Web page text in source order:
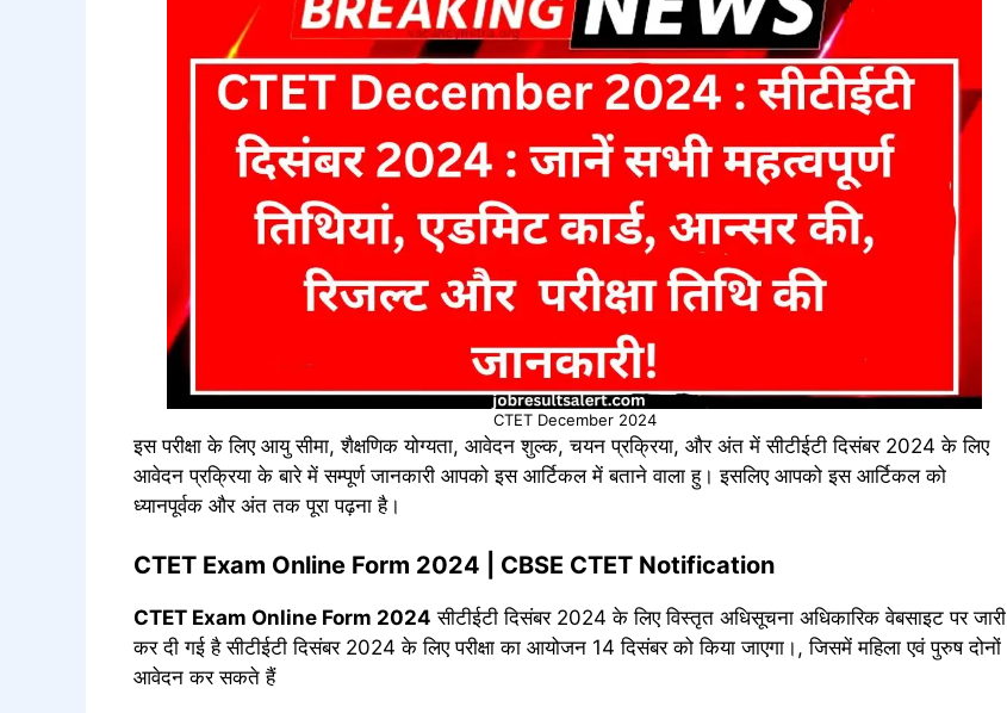
CTET December 2024
इस परीक्षा के लिए आयु सीमा, शैक्षणिक योग्यता, आवेदन शुल्क, चयन प्रक्रिया, और अंत में सीटीईटी दिसंबर 2024 के लिए
आवेदन प्रक्रिया के बारे में सम्पूर्ण जानकारी आपको इस आर्टिकल में बताने वाला हु। इसलिए आपको इस आर्टिकल को
ध्यानपूर्वक और अंत तक पूरा पढ़ना है।
CTET Exam Online Form 2024 CBSE CTET Notification
CTET Exam Online Form 2024 सीटीईटी दिसंबर 2024 के लिए विस्तृत अधिसूचना अधिकारिक वेबसाइट पर जारी
कर दी गई है सीटीईटी दिसंबर 2024 के लिए परीक्षा का आयोजन 14 दिसंबर को किया जाएगा।, जिसमें महिला एवं पुरुष दोनों
आवेदन कर सकते हैं